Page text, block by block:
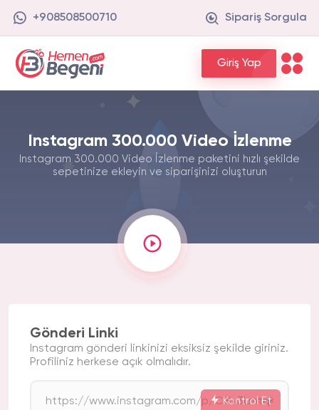
+908508500710 Sipariş Sorgula
Giriş Yap
Instagram 300.000 Video İzlenme
Instagram 300.000 Video İzlenme paketini hızlı şekilde
sepetinize ekleyin ve siparişinizi oluşturun
Gönderi Linki
Instagram gönderi linkinizi eksiksiz şekilde giriniz.
Profiliniz herkese açık olmalıdır.
Kontrol Et